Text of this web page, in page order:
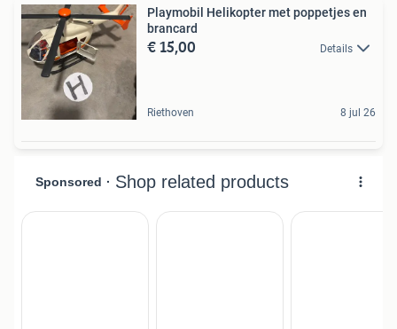
Playmobil Helikopter met poppetjes en
brancard
€ 15,00 Details
Riethoven 8 jul 26